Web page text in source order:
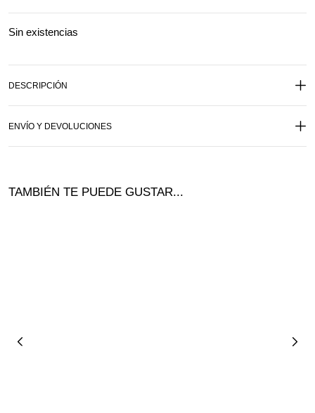
Sin existencias
DESCRIPCIÓN
ENVÍO Y DEVOLUCIONES
TAMBIÉN TE PUEDE GUSTAR...